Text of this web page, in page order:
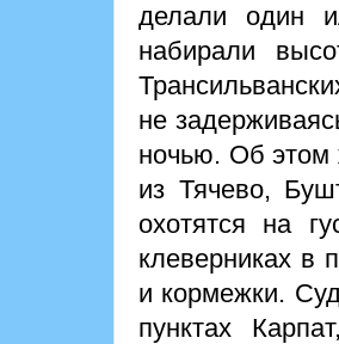
делали один
набирали
не
ночью. Об этом
из Тячево,
охотятся на
клеверниках в
и кормежки.
пунктах